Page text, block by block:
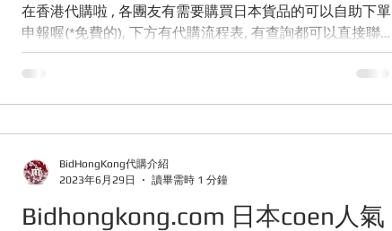
在香港代購啦 , 各團友有需要購買日本貨品的可以自助下單
申報喔(*免費的), 下方有代購流程表, 有查詢都可以直接聯
絡我們, 看到信息會立即回覆你的, 多謝各位. coen日本代購
Bidhongkong.com 日本coen人氣
BidHongKong代購介紹
2023年6月29日
讀畢需時 1 分鐘